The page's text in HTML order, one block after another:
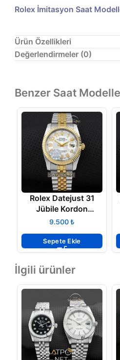
Rolex İmitasyon Saat
Ürün Özellikleri
Değerlendirmeler (0)
Benzer Saat
Rolex Datejust 31
Jübile Kordon
Rakamlı
₺
Sepete Ekle
İlgili ürünler